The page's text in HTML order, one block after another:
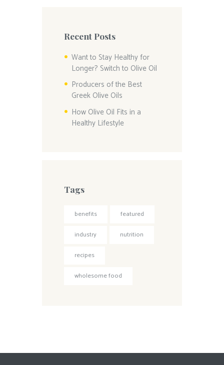
Recent Posts
Want to Stay Healthy for
Longer? Switch to Olive Oil
Producers of the Best
Greek Olive Oils
How Olive Oil Fits in a
Healthy Lifestyle
Tags
benefits
featured
industry
nutrition
recipes
wholesome food